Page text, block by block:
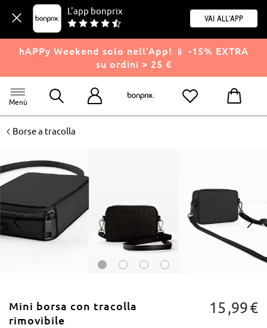
L'app bonprix
Vai all'app
hAPPy Weekend solo nell'App! 📱 -15% EXTRA
su ordini > 25 €
Menù
<Borse a tracolla
< >
Mini borsa con tracolla
rimovibile
15 99€